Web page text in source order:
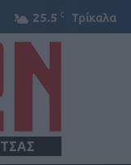
25.5 C Τρίκαλα